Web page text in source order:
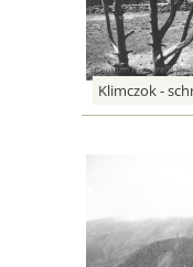
Klimczok -